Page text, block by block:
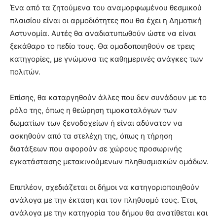
Ένα από τα ζητούμενα του αναμορφωμένου θεσμικού
πλαισίου είναι οι αρμοδιότητες που θα έχει η Δημοτική
Αστυνομία. Αυτές θα αναδιατυπωθούν ώστε να είναι
ξεκάθαρο το πεδίο τους. Θα ομαδοποιηθούν σε τρεις
κατηγορίες, με γνώμονα τις καθημερινές ανάγκες των
πολιτών.
Επίσης, θα καταργηθούν άλλες που δεν συνάδουν με το
ρόλο της, όπως η θεώρηση τιμοκαταλόγων των
δωματίων των ξενοδοχείων ή είναι αδύνατον να
ασκηθούν από τα στελέχη της, όπως η τήρηση
διατάξεων που αφορούν σε χώρους προσωρινής
εγκατάστασης μετακινούμενων πληθυσμιακών ομάδων.
Επιπλέον, σχεδιάζεται οι δήμοι να κατηγοριοποιηθούν
ανάλογα με την έκταση και τον πληθυσμό τους. Έτσι,
ανάλογα με την κατηγορία του δήμου θα ανατίθεται και